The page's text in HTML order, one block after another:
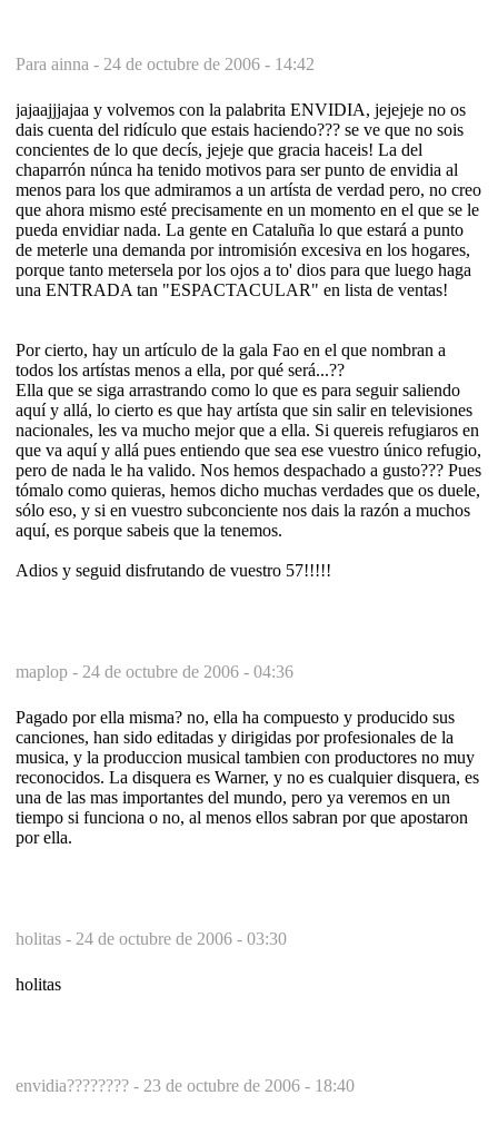
Para ainna - 24 de octubre de 2006 - 14:42
jajaajjjajaa y volvemos con la palabrita ENVIDIA, jejejeje no os
dais cuenta del ridículo que estais haciendo??? se ve que no sois
concientes de lo que decís, jejeje que gracia haceis! La del
chaparrón núnca ha tenido motivos para ser punto de envidia al
menos para los que admiramos a un artísta de verdad pero, no creo
que ahora mismo esté precisamente en un momento en el que se le
pueda envidiar nada. La gente en Cataluña lo que estará a punto
de meterle una demanda por intromisión excesiva en los hogares,
porque tanto metersela por los ojos a to' dios para que luego haga
una ENTRADA tan "ESPACTACULAR" en lista de ventas!
Por cierto, hay un artículo de la gala Fao en el que nombran a
todos los artístas menos a ella, por qué será...??
Ella que se siga arrastrando como lo que es para seguir saliendo
aquí y allá, lo cierto es que hay artísta que sin salir en televisiones
nacionales, les va mucho mejor que a ella. Si quereis refugiaros en
que va aquí y allá pues entiendo que sea ese vuestro único refugio,
pero de nada le ha valido. Nos hemos despachado a gusto??? Pues
tómalo como quieras, hemos dicho muchas verdades que os duele,
sólo eso, y si en vuestro subconciente nos dais la razón a muchos
aquí, es porque sabeis que la tenemos.
Adios y seguid disfrutando de vuestro 57!!!!!
maplop - 24 de octubre de 2006 - 04:36
Pagado por ella misma? no, ella ha compuesto y producido sus
canciones, han sido editadas y dirigidas por profesionales de la
musica, y la produccion musical tambien con productores no muy
reconocidos. La disquera es Warner, y no es cualquier disquera, es
una de las mas importantes del mundo, pero ya veremos en un
tiempo si funciona o no, al menos ellos sabran por que apostaron
por ella.
holitas - 24 de octubre de 2006 - 03:30
holitas
envidia???????? - 23 de octubre de 2006 - 18:40